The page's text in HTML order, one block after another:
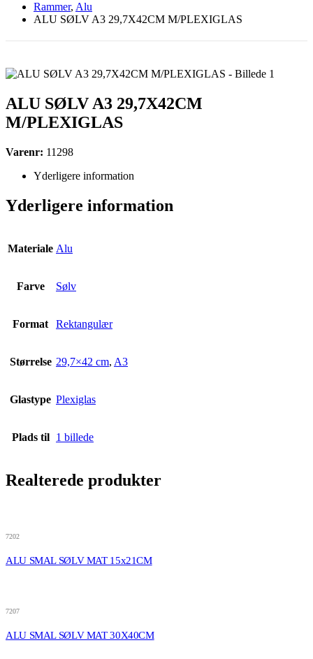
Rammer, Alu
ALU SØLV A3 29,7X42CM M/PLEXIGLAS
ALU SØLV A3 29,7X42CM
M/PLEXIGLAS
Varenr: 11298
Yderligere information
Yderligere information
Materiale Alu
Farve Sølv
Format Rektangulær
Størrelse 29,7×42 cm, A3
Glastype Plexiglas
Plads til 1 billede
Realterede produkter
7202
ALU SMAL SØLV MAT 15x21CM
7207
ALU SMAL SØLV MAT 30X40CM